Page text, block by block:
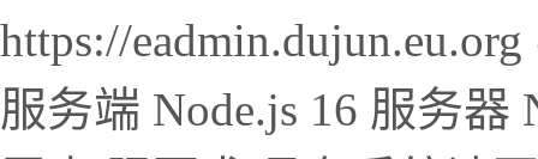
https://
服务端 Node.js 16 服务器